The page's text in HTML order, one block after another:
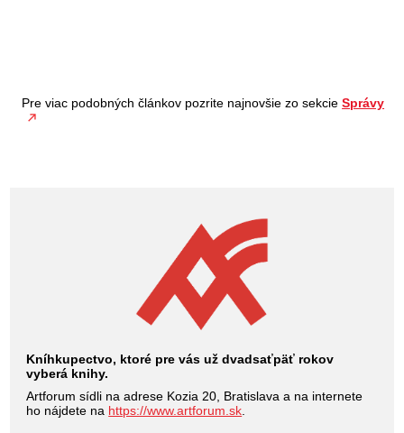
Pre viac podobných článkov pozrite najnovšie zo sekcieSprávy
Kníhkupectvo, ktoré pre vás už dvadsaťpäť rokov
vyberá knihy.
Artforum sídli na adrese Kozia 20, Bratislava a na internete
ho nájdete na https://www.artforum.sk